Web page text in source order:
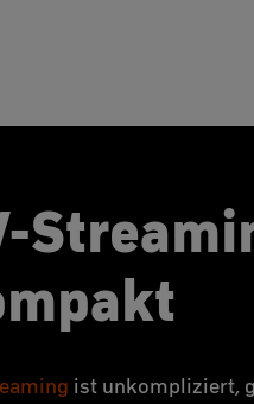
ist unkompliziert,